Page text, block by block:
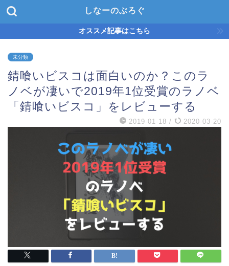
しなーのぶろぐ
オススメ記事はこちら
未分類
錆喰いビスコは面白いのか？このラ
ノベが凄いで2019年1位受賞のラノベ
「錆喰いビスコ」をレビューする
2019-01-18 / 2020-03-20